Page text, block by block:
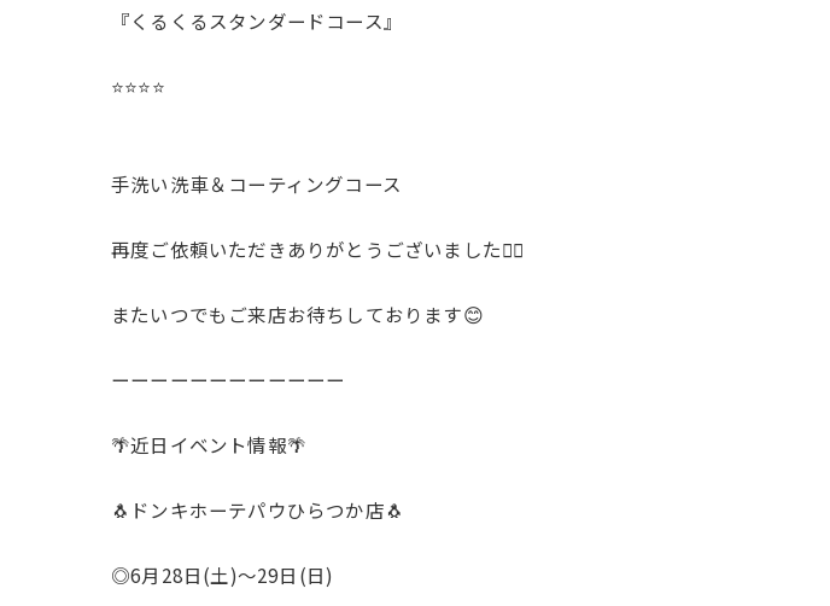
『くるくるスタンダードコース』
⭐️⭐️⭐️⭐️
手洗い洗車＆コーティングコース
再度ご依頼いただきありがとうございました🙇‍♂️
またいつでもご来店お待ちしております😊
ーーーーーーーーーーーー
🌴近日イベント情報🌴
🐧ドンキホーテパウひらつか店🐧
◎6月28日(土)〜29日(日)